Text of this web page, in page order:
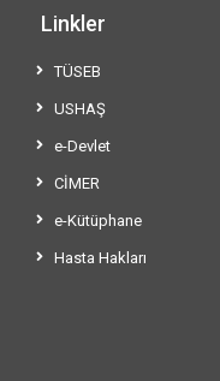
Linkler
TÜSEB
USHAŞ
e-Devlet
CİMER
e-Kütüphane
Hasta Hakları